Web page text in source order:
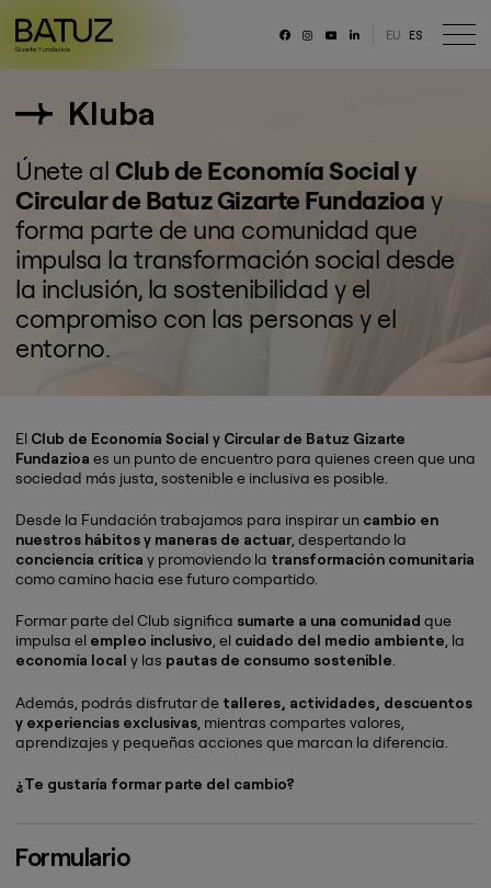
Fundación
Misión, Visión, Principios
Organización
Portal de transparencia
Memoria anual y datos generales
Canal ético
Trabaja con nosotras/os
EU ES
Kluba
Únete al Club de Economía Social y
Circular de Batuz Gizarte Fundazioa y
forma parte de una comunidad que
impulsa la transformación social desde
la inclusión, la sostenibilidad y el
compromiso con las personas y el
entorno.
El Club de Economía Social y Circular de Batuz Gizarte
Fundazioa es un punto de encuentro para quienes creen que una
sociedad más justa, sostenible e inclusiva es posible.
Desde la Fundación trabajamos para inspirar un cambio en
nuestros hábitos y maneras de actuar, despertando la
conciencia crítica y promoviendo la transformación comunitaria
como camino hacia ese futuro compartido.
Formar parte del Club significa sumarte a una comunidad que
impulsa el empleo inclusivo, el cuidado del medio ambiente, la
economía local y las pautas de consumo sostenible.
Además, podrás disfrutar de talleres, actividades, descuentos
y experiencias exclusivas, mientras compartes valores,
aprendizajes y pequeñas acciones que marcan la diferencia.
¿Te gustaría formar parte del cambio?
Formulario